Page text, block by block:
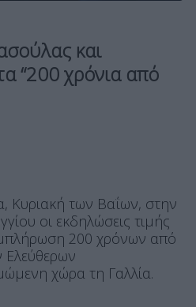
και
“200 χρόνια από
Κυριακή των Βαΐων, στην
οι εκδηλώσεις τιμής
200 χρόνων από
χώρα τη Γαλλία.